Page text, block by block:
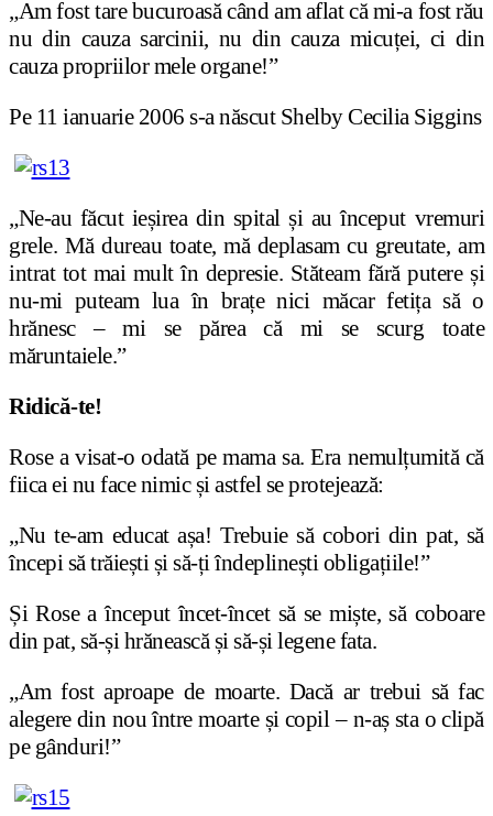
„Am fost tare bucuroasă când am aflat că mi-a fost rău
nu din cauza sarcinii, nu din cauza micuței, ci din
cauza propriilor mele organe!”
Pe 11 ianuarie 2006 s-a născut Shelby Cecilia Siggins
„Ne-au făcut ieșirea din spital și au început vremuri
grele. Mă dureau toate, mă deplasam cu greutate, am
intrat tot mai mult în depresie. Stăteam fără putere și
nu-mi puteam lua în brațe nici măcar fetița să o
hrănesc – mi se părea că mi se scurg toate
măruntaiele.”
Ridică-te!
Rose a visat-o odată pe mama sa. Era nemulțumită că
fiica ei nu face nimic și astfel se protejează:
„Nu te-am educat așa! Trebuie să cobori din pat, să
începi să trăiești și să-ți îndeplinești obligațiile!”
Și Rose a început încet-încet să se miște, să coboare
din pat, să-și hrănească și să-și legene fata.
„Am fost aproape de moarte. Dacă ar trebui să fac
alegere din nou între moarte și copil – n-aș sta o clipă
pe gânduri!”